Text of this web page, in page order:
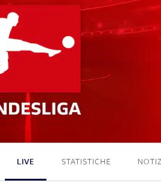
1 - 2
LIVE STATISTICHE